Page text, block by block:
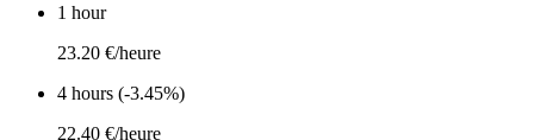
1 hour
23.20 €/heure
4 hours (-3.45%)
22.40 €/heure